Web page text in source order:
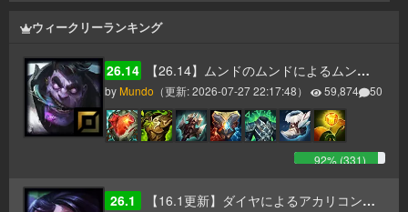
ウィークリーランキング
26.14 【26.14】ムンドのムンドによるムンドのためのムンドガイド
by Mundo （更新:2026-07-27 22:17:48） 59,874 50
92% (331)
26.1 【16.1更新】ダイヤによるアカリコンボ・ビルド・立ち回り解説